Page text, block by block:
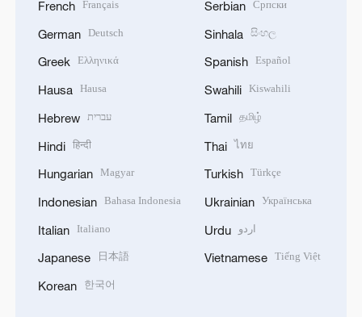
French Français
German Deutsch
Greek Ελληνικά
Hausa Hausa
Hebrew עברית
Hindi हिन्दी
Hungarian Magyar
Indonesian Bahasa Indonesia
Italian Italiano
Japanese 日本語
Korean 한국어
Serbian Српски
Sinhala සිංහල
Spanish Español
Swahili Kiswahili
Tamil தமிழ்
Thai ไทย
Turkish Türkçe
Ukrainian Українська
Urdu اردو
Vietnamese Tiếng Việt